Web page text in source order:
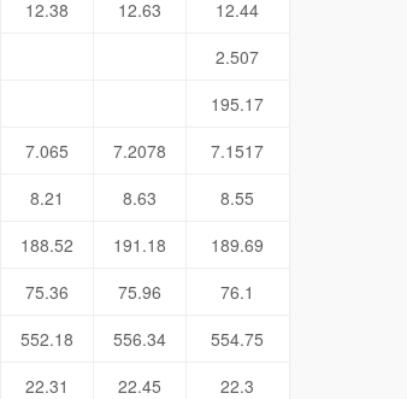
12.38 12.63
12.44
2.507
195.17
7.065 7.2078
7.1517
8.21 8.63
8.55
188.52 191.18
189.69
75.36 75.96
76.1
552.18 556.34
554.75
22.31 22.45
22.3